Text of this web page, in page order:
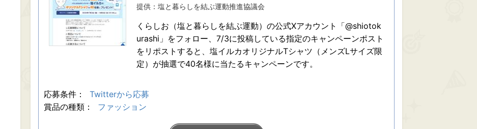
提供：塩と暮らしを結ぶ運動推進協議会
くらしお（塩と暮らしを結ぶ運動）の公式Xアカウント「@shiotok
urashi」をフォロー、7/3に投稿している指定のキャンペーンポスト
をリポストすると、塩イルカオリジナルTシャツ（メンズLサイズ限
定）が抽選で40名様に当たるキャンペーンです。
応募条件：
Twitterから応募
賞品の種類：
ファッション